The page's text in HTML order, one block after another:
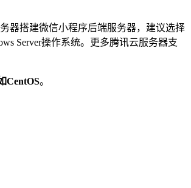
务器搭建微信小程序后端服务器，建议选择
Server操作系统。更多腾讯云服务器支
CentOS。